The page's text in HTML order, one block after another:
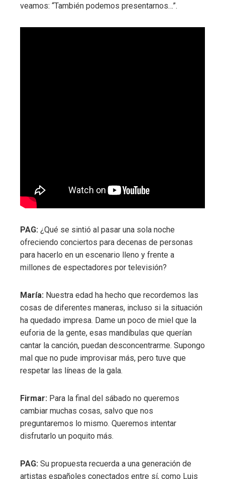
veamos: “También podemos presentarnos…”.
PAG: ¿Qué se sintió al pasar una sola noche
ofreciendo conciertos para decenas de personas
para hacerlo en un escenario lleno y frente a
millones de espectadores por televisión?
María: Nuestra edad ha hecho que recordemos las
cosas de diferentes maneras, incluso si la situación
ha quedado impresa. Dame un poco de miel que la
euforia de la gente, esas mandíbulas que querían
cantar la canción, puedan desconcentrarme. Supongo
mal que no pude improvisar más, pero tuve que
respetar las líneas de la gala.
Firmar: Para la final del sábado no queremos
cambiar muchas cosas, salvo que nos
preguntaremos lo mismo. Queremos intentar
disfrutarlo un poquito más.
PAG: Su propuesta recuerda a una generación de
artistas españoles conectados entre sí, como Luis